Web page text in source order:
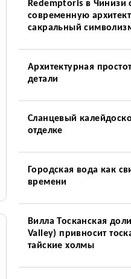
Redemptoris в Чинизи
современную
сакральный
Архитектурная
детали
Сланцевый
отделке
Городская вода как
времени
Вилла Тосканская
Valley) привносит
тайские холмы